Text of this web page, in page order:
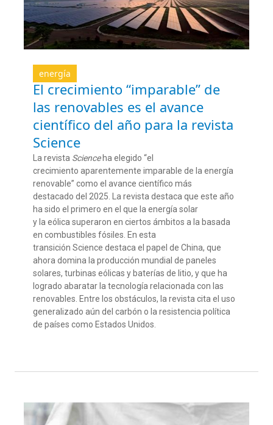
energía
El crecimiento “imparable” de
las renovables es el avance
científico del año para la revista
Science
La revista Scienceha elegido “el
crecimiento aparentemente imparable de la energía
renovable” como el avance científico más
destacado del 2025. La revista destaca que este año
ha sido el primero en el que la energía solar
y la eólica superaron en ciertos ámbitos a la basada
en combustibles fósiles. En esta
transición Science destaca el papel de China, que
ahora domina la producción mundial de paneles
solares, turbinas eólicas y baterías de litio, y que ha
logrado abaratar la tecnología relacionada con las
renovables. Entre los obstáculos, la revista cita el uso
generalizado aún del carbón o la resistencia política
de países como Estados Unidos.